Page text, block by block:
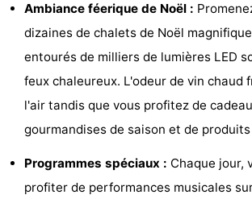
Points
vue
Attractions
Croisières
Divertissement
Terrains
Aires
Villages
Ambiance féerique de Noël :
dizaines de chalets de Noël
entourés de milliers de lumières LED
feux chaleureux. L'odeur de vin chaud
l'air tandis que vous profitez de
gourmandises de saison et de
Programmes spéciaux : Chaque jour,
profiter de performances musicales